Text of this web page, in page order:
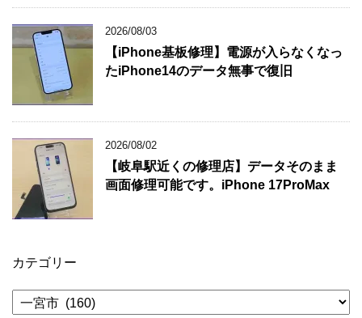
2026/08/03
【iPhone基板修理】電源が入らなくなっ
たiPhone14のデータ無事で復旧
2026/08/02
【岐阜駅近くの修理店】データそのまま
画面修理可能です。iPhone 17ProMax
カテゴリー
テ